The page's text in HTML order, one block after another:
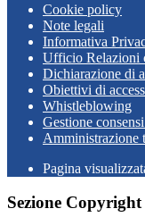
Cookie policy
Note legali
Informativa
Ufficio Relazioni
Dichiarazione di
Obiettivi di
Whistleblowing
Gestione
Amministrazione
Pagina
Sezione Copyright